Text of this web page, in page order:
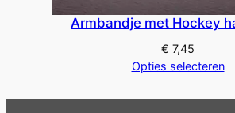
Armbandje met Hockey
€ 7,45
Opties selecteren